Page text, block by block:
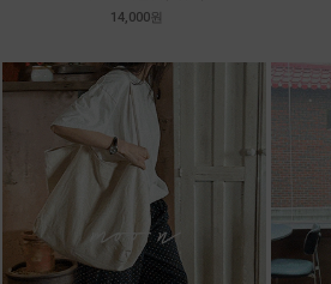
14,000원